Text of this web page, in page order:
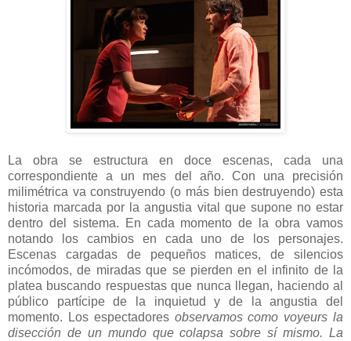
La obra se estructura en doce escenas, cada una
correspondiente a un mes del año. Con una precisión
milimétrica va construyendo (o más bien destruyendo) esta
historia marcada por la angustia vital que supone no estar
dentro del sistema. En cada momento de la obra vamos
notando los cambios en cada uno de los personajes.
Escenas cargadas de pequeños matices, de silencios
incómodos, de miradas que se pierden en el infinito de la
platea buscando respuestas que nunca llegan, haciendo al
público partícipe de la inquietud y de la angustia del
momento. Los espectadores observamos como voyeurs la
disección de un mundo que colapsa sobre sí mismo. La